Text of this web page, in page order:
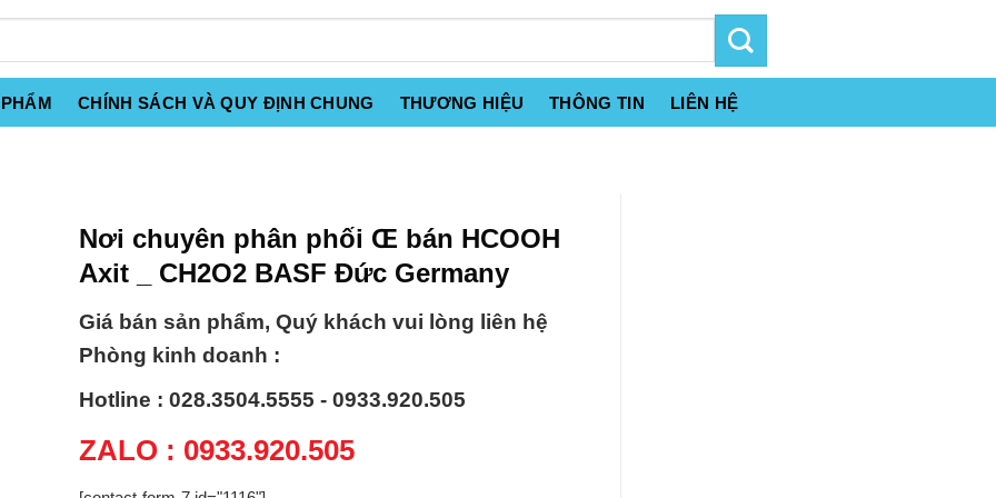
CHÍNH SÁCH VÀ QUY ĐỊNH CHUNG THƯƠNG HIỆU THÔNG TIN LIÊN HỆ
Nơi chuyên phân phối Œ bán HCOOH
Axit _ CH2O2 BASF Đức Germany
Giá bán sản phẩm, Quý khách vui lòng liên hệ
Phòng kinh doanh :
Hotline : 028.3504.5555 - 0933.920.505
ZALO : 0933.920.505